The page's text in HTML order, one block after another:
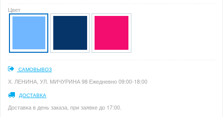
Цвет
САМОВЫВОЗ
Х. ЛЕНИНА, УЛ. МИЧУРИНА 98 Ежедневно 09:00-18:00
ДОСТАВКА
Доставка в день заказа, при заявке до 17:00.